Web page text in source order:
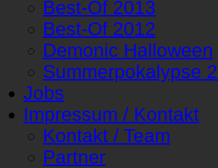
Best-Of 2013
Best-Of 2012
Demonic Halloween
Summerpokalypse
Jobs
Impressum / Kontakt
Kontakt / Team
Partner